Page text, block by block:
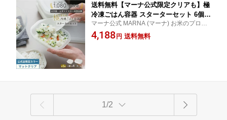
送料無料【マーナ公式限定クリアも】極
冷凍ごはん容器 スターターセット 6個セ
ット ごはん 冷凍 容器 保存容器 BPAフ
リー ご飯冷凍保存容器 大盛り 一膳 お
マーナ公式 MARNA (マーナ) お米のプロと
開発した、ご飯を美味しく保存できる容器2
サイズがセットに 【ごはん 冷凍 冷凍保存
4,188 円 送料無料
1/2